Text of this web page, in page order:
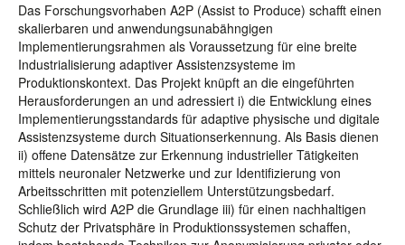
Das Forschungsvorhaben A2P (Assist to Produce) schafft einen
skalierbaren und anwendungsunabähngigen
Implementierungsrahmen als Voraussetzung für eine breite
Industrialisierung adaptiver Assistenzsysteme im
Produktionskontext. Das Projekt knüpft an die eingeführten
Herausforderungen an und adressiert i) die Entwicklung eines
Implementierungsstandards für adaptive physische und digitale
Assistenzsysteme durch Situationserkennung. Als Basis dienen
ii) offene Datensätze zur Erkennung industrieller Tätigkeiten
mittels neuronaler Netzwerke und zur Identifizierung von
Arbeitsschritten mit potenziellem Unterstützungsbedarf.
Schließlich wird A2P die Grundlage iii) für einen nachhaltigen
Schutz der Privatsphäre in Produktionssystemen schaffen,